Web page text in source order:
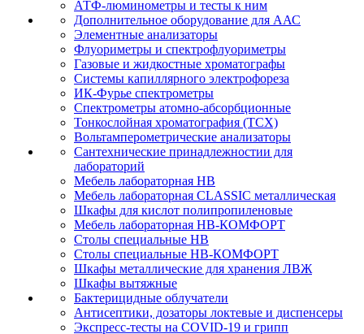
АТФ-люминометры и тесты к ним
Дополнительное оборудование для ААС
Элементные анализаторы
Флуориметры и спектрофлуориметры
Газовые и жидкостные хроматографы
Системы капиллярного электрофореза
ИК-Фурье спектрометры
Спектрометры атомно-абсорбционные
Тонкослойная хроматография (ТСХ)
Вольтамперометрические анализаторы
Сантехнические принадлежностии для
лабораторий
Мебель лабораторная НВ
Мебель лабораторная CLASSIC металлическая
Шкафы для кислот полипропиленовые
Мебель лабораторная НВ-КОМФОРТ
Столы специальные НВ
Столы специальные НВ-КОМФОРТ
Шкафы металлические для хранения ЛВЖ
Шкафы вытяжные
Бактерицидные облучатели
Антисептики, дозаторы локтевые и диспенсеры
Экспресс-тесты на COVID-19 и грипп